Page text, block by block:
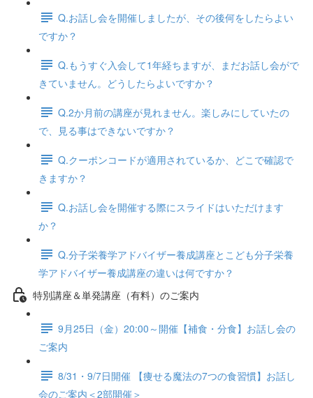
Q.お話し会を開催しましたが、その後何をしたらよい
ですか？
Q.もうすぐ入会して1年経ちますが、まだお話し会がで
きていません。どうしたらよいですか？
Q.2か月前の講座が見れません。楽しみにしていたの
で、見る事はできないですか？
Q.クーポンコードが適用されているか、どこで確認で
きますか？
Q.お話し会を開催する際にスライドはいただけます
か？
Q.分子栄養学アドバイザー養成講座とこども分子栄養
学アドバイザー養成講座の違いは何ですか？
特別講座＆単発講座（有料）のご案内
9月25日（金）20:00～開催【補食・分食】お話し会の
ご案内
8/31・9/7日開催 【痩せる魔法の7つの食習慣】お話し
会のご案内＜2部開催＞